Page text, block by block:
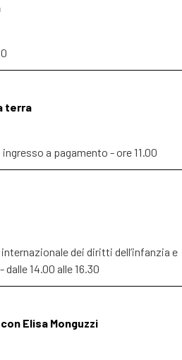
terra
a pagamento - ore 11.00
dei diritti dell’infanzia e
dalle 14.00 alle 16.30
Elisa Monguzzi